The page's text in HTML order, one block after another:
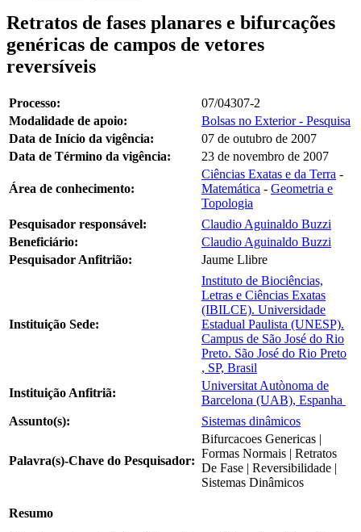
Retratos de fases planares e bifurcações
genéricas de campos de vetores
reversíveis
Processo:
07/04307-2
Modalidade de apoio:
Bolsas no Exterior - Pesquisa
Data de Início da vigência:
07 de outubro de 2007
Data de Término da vigência:
23 de novembro de 2007
Área de conhecimento:
Ciências Exatas e da Terra -
Matemática - Geometria e
Topologia
Pesquisador responsável:
Claudio Aguinaldo Buzzi
Beneficiário:
Claudio Aguinaldo Buzzi
Pesquisador Anfitrião:
Jaume Llibre
Instituição Sede:
Instituto de Biociências,
Letras e Ciências Exatas
(IBILCE). Universidade
Estadual Paulista (UNESP).
Campus de São José do Rio
Preto. São José do Rio Preto
, SP, Brasil
Instituição Anfitriã:
Universitat Autònoma de
Barcelona (UAB), Espanha
Assunto(s):
Sistemas dinâmicos
Palavra(s)-Chave do Pesquisador:
Bifurcacoes Genericas |
Formas Normais | Retratos
De Fase | Reversibilidade |
Sistemas Dinâmicos
Resumo